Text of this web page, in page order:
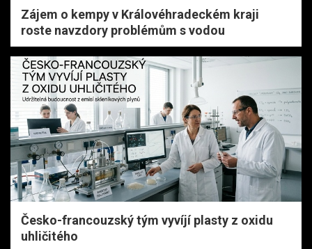
Zájem o kempy v Královéhradeckém kraji
roste navzdory problémům s vodou
Česko-francouzský tým vyvíjí plasty z oxidu
uhličitého